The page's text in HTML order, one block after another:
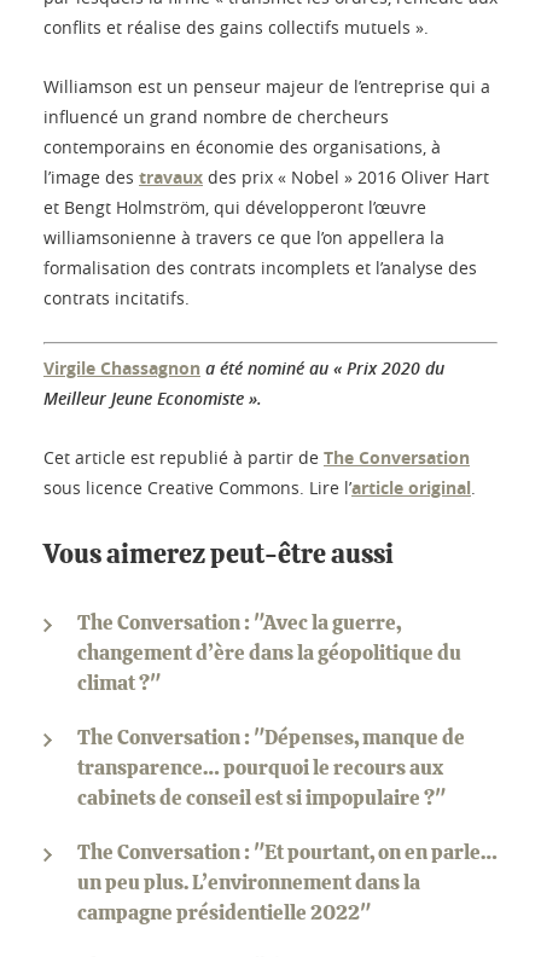
conflits et réalise des gains collectifs mutuels ».
Williamson est un penseur majeur de l’entreprise qui a
influencé un grand nombre de chercheurs
contemporains en économie des organisations, à
l’image des travaux des prix « Nobel » 2016 Oliver Hart
et Bengt Holmström, qui développeront l’œuvre
williamsonienne à travers ce que l’on appellera la
formalisation des contrats incomplets et l’analyse des
contrats incitatifs.
Virgile Chassagnon a été nominé au « Prix 2020 du
Meilleur Jeune Economiste ».
Cet article est republié à partir de The Conversation
sous licence Creative Commons. Lire l’article original.
Vous aimerez peut-être aussi
The Conversation : "Avec la guerre,
changement d’ère dans la géopolitique du
climat ?"
The Conversation : "Dépenses, manque de
transparence… pourquoi le recours aux
cabinets de conseil est si impopulaire ?"
The Conversation : "Et pourtant, on en parle…
un peu plus. L’environnement dans la
campagne présidentielle 2022"